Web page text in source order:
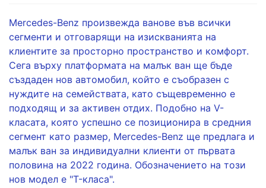
Mercedes-Benz произвежда ванове във всички
сегменти и отговарящи на изискванията на
клиентите за просторно пространство и комфорт.
Сега върху платформата на малък ван ще бъде
създаден нов автомобил, който е съобразен с
нуждите на семействата, като същевременно е
подходящ и за активен отдих. Подобно на V-
класата, която успешно се позиционира в средния
сегмент като размер, Mercedes-Benz ще предлага и
малък ван за индивидуални клиенти от първата
половина на 2022 година. Обозначението на този
нов модел е "T-класа".